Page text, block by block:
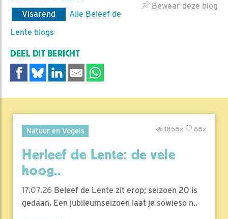
Bewaar deze blog
Visarend
Alle Beleef de
Lente blogs
DEEL DIT BERICHT
Natuur en Vogels 68x
1858x
Herleef de Lente: de vele
hoog..
17.07.26 Beleef de Lente zit erop; seizoen 20 is
gedaan. Een jubileumseizoen laat je sowieso n..